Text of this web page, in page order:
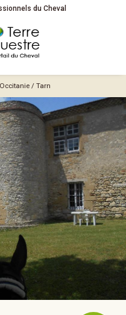
du Cheval
Occitanie /Tarn